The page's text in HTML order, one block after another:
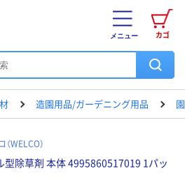
カゴ
メニュー
造園用品/ガーデニング用品
（WELCO）
型除草剤 本体 4995860517019 1パッ